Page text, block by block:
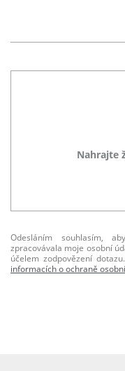
Nahrajte
Odesláním souhlasím,
zpracovávala moje osobní
účelem zodpovězení
informacích o ochraně